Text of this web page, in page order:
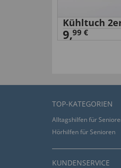
Kühltuch
9,99 €
TOP-KATEGORIEN
Alltagshilfen für
Hörhilfen für Senioren
KUNDENSERVICE